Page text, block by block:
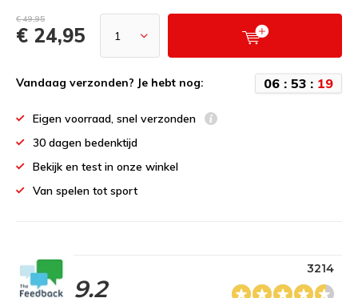
€ 49,95
€ 24,95
Vandaag verzonden? Je hebt nog: 06 : 53 : 19
Eigen voorraad, snel verzonden
30 dagen bedenktijd
Bekijk en test in onze winkel
Van spelen tot sport
9.2
3214